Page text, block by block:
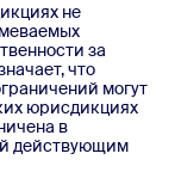
не
за
что
могут
юрисдикциях
в
действующим